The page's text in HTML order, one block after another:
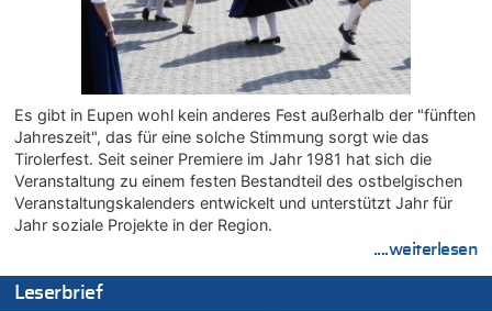
Figur in Rio – Kitsch, Kunst oder Religion?
09.08.2026 - 19:09 von Marcel Scholzen Eimerscheid zu
Gigantische Marienstatue in Polen – Größer als die Christus-
Figur in Rio – Kitsch, Kunst oder Religion?
09.08.2026 - 19:01 von die Wahrheit zu
Politischer Eklat bei der Gedenkfeier in Marcinelle – Meloni:
„Schwerwiegende und beschämende Geste“
09.08.2026 - 18:54 von Pierre zu
Politischer Eklat bei der Gedenkfeier in Marcinelle – Meloni:
„Schwerwiegende und beschämende Geste“
Zurück an den Rhein: Hendrich wechselt zum 1. FC Köln
Es gibt in Eupen wohl kein anderes Fest außerhalb der "fünften
Jahreszeit", das für eine solche Stimmung sorgt wie das
Tirolerfest. Seit seiner Premiere im Jahr 1981 hat sich die
Veranstaltung zu einem festen Bestandteil des ostbelgischen
Veranstaltungskalenders entwickelt und unterstützt Jahr für
Jahr soziale Projekte in der Region.
....weiterlesen
Leserbrief